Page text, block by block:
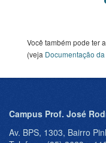
Você também pode ter
(veja Documentação
Campus Prof. José
Av. BPS, 1303, Bairro